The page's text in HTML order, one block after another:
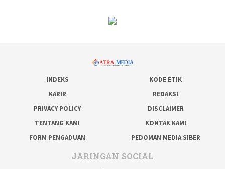
INDEKS
KODE ETIK
KARIR
REDAKSI
PRIVACY POLICY
DISCLAIMER
TENTANG KAMI
KONTAK KAMI
FORM PENGADUAN
PEDOMAN MEDIA SIBER
JARINGAN SOCIAL